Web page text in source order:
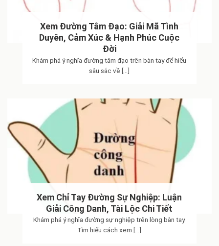
Xem Đường Tâm Đạo: Giải Mã Tình
Duyên, Cảm Xúc & Hạnh Phúc Cuộc
Đời
Khám phá ý nghĩa đường tâm đạo trên bàn tay để hiểu
sâu sắc về [...]
Xem Chỉ Tay Đường Sự Nghiệp: Luận
Giải Công Danh, Tài Lộc Chi Tiết
Khám phá ý nghĩa đường sự nghiệp trên lòng bàn tay.
Tìm hiểu cách xem [...]